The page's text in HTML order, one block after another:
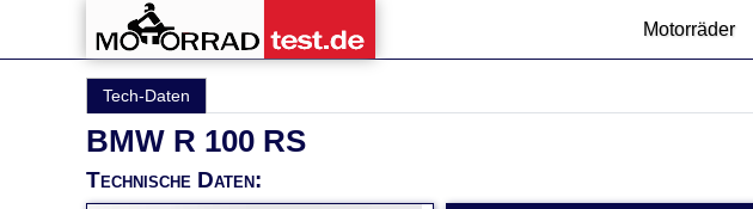
Motorräder
Tech-Daten
BMW R 100 RS
Technische Daten: